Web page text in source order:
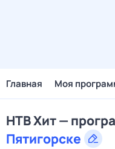
Главная Моя
НТВ Хит —
Пятигорске